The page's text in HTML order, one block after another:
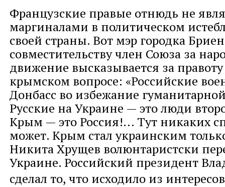
Французские правые отнюдь не
маргиналами в политическом
своей страны. Вот мэр городка
совместительству член Союза за
движение высказывается за
крымском вопросе: «Российские
Донбасс во избежание
Русские на Украине — это люди
Крым — это Россия!... Тут никаких
может. Крым стал украинским
Никита Хрущев волюнтаристски
Украине. Российский президент
сделал то, что исходило из